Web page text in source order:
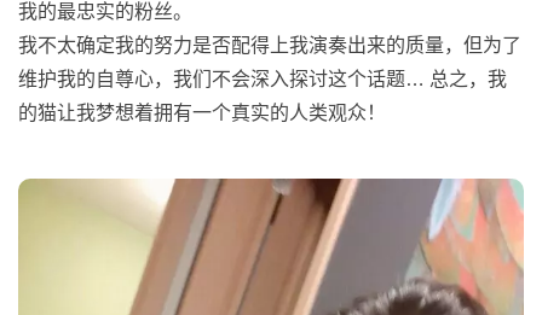
我的最忠实的粉丝。
我不太确定我的努力是否配得上我演奏出来的质量，但为了
维护我的自尊心，我们不会深入探讨这个话题… 总之，我
的猫让我梦想着拥有一个真实的人类观众！